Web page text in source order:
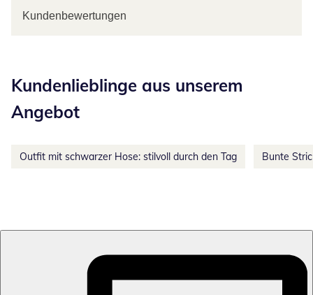
Kundenbewertungen
Kundenlieblinge aus unserem
Angebot
Outfit mit schwarzer Hose: stilvoll durch den Tag Bunte